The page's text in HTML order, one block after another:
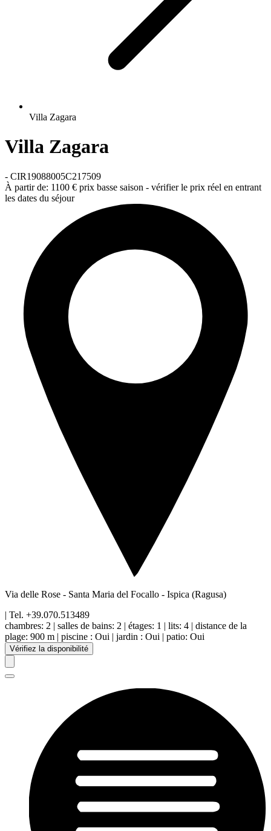
Villa Zagara
Villa Zagara
- CIR19088005C217509
À partir de: 1100 € prix basse saison - vérifier le prix réel en entrant
les dates du séjour
Via delle Rose - Santa Maria del Focallo - Ispica (Ragusa)
| Tel. +39.070.513489
chambres: 2 | salles de bains: 2 | étages: 1 | lits: 4 | distance de la
plage: 900 m | piscine : Oui | jardin : Oui | patio: Oui
Vérifiez la disponibilité